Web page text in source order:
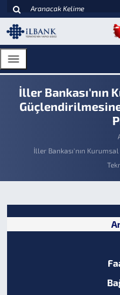
İller Bankası'nın
İller Bankası'nın